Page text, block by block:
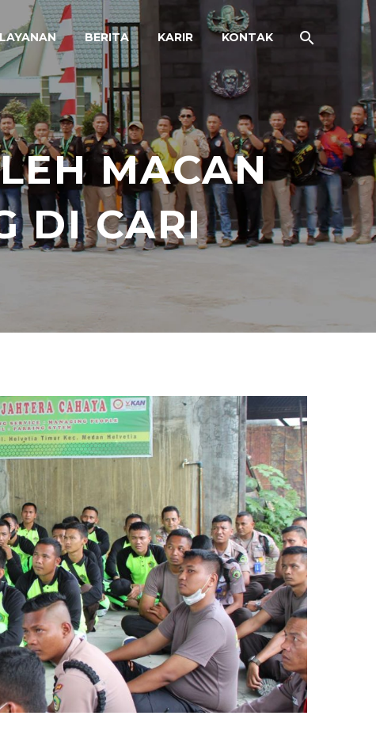
LAYANAN BERITA KARIR KONTAK
MACAN
DI CARI